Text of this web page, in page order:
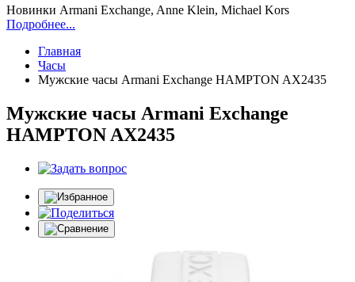
Новинки Armani Exchange, Anne Klein, Michael Kors
Подробнее...
Главная
Часы
Мужские часы Armani Exchange HAMPTON AX2435
Мужские часы Armani Exchange
HAMPTON AX2435